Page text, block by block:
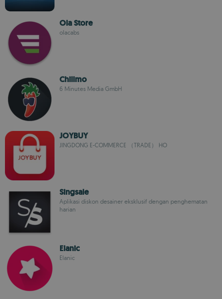
Ola Store
olacabs
Chillmo
6 Minutes Media GmbH
JOYBUY
JINGDONG E-COMMERCE （TRADE） HO
Singsale
Aplikasi diskon desainer eksklusif dengan penghematan
harian
Elanic
Elanic